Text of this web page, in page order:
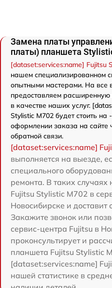
Замена платы
платы) планшета
[dataset:services:name] Fujitsu
нашем специализированном
опытными мастерами. На все
предоставляем
в качестве наших услуг.
Stylistic M702 будет стоить
оформлении заказа на сайте
обратной связи.
[dataset:services:name]
выполняется на выезде,
специального
ремонта. В таких
Fujitsu Stylistic M702 в
Новосибирске и доставит
Закажите звонок или
сервис-центра Fujitsu в
проконсультирует и
планшета Fujitsu Stylistic
[dataset:services:name]
нашей статистике в